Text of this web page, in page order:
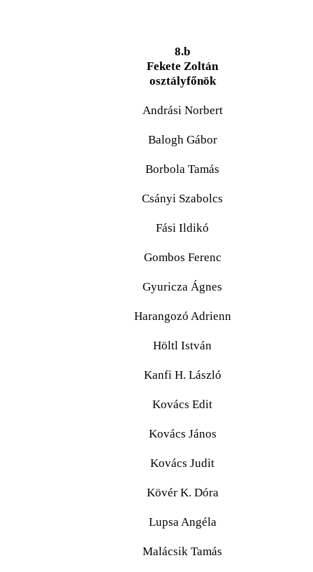
8.b
Fekete Zoltán
osztályfőnök
Andrási Norbert
Balogh Gábor
Borbola Tamás
Csányi Szabolcs
Fási Ildikó
Gombos Ferenc
Gyuricza Ágnes
Harangozó Adrienn
Höltl István
Kanfi H. László
Kovács Edit
Kovács János
Kovács Judit
Kövér K. Dóra
Lupsa Angéla
Malácsik Tamás